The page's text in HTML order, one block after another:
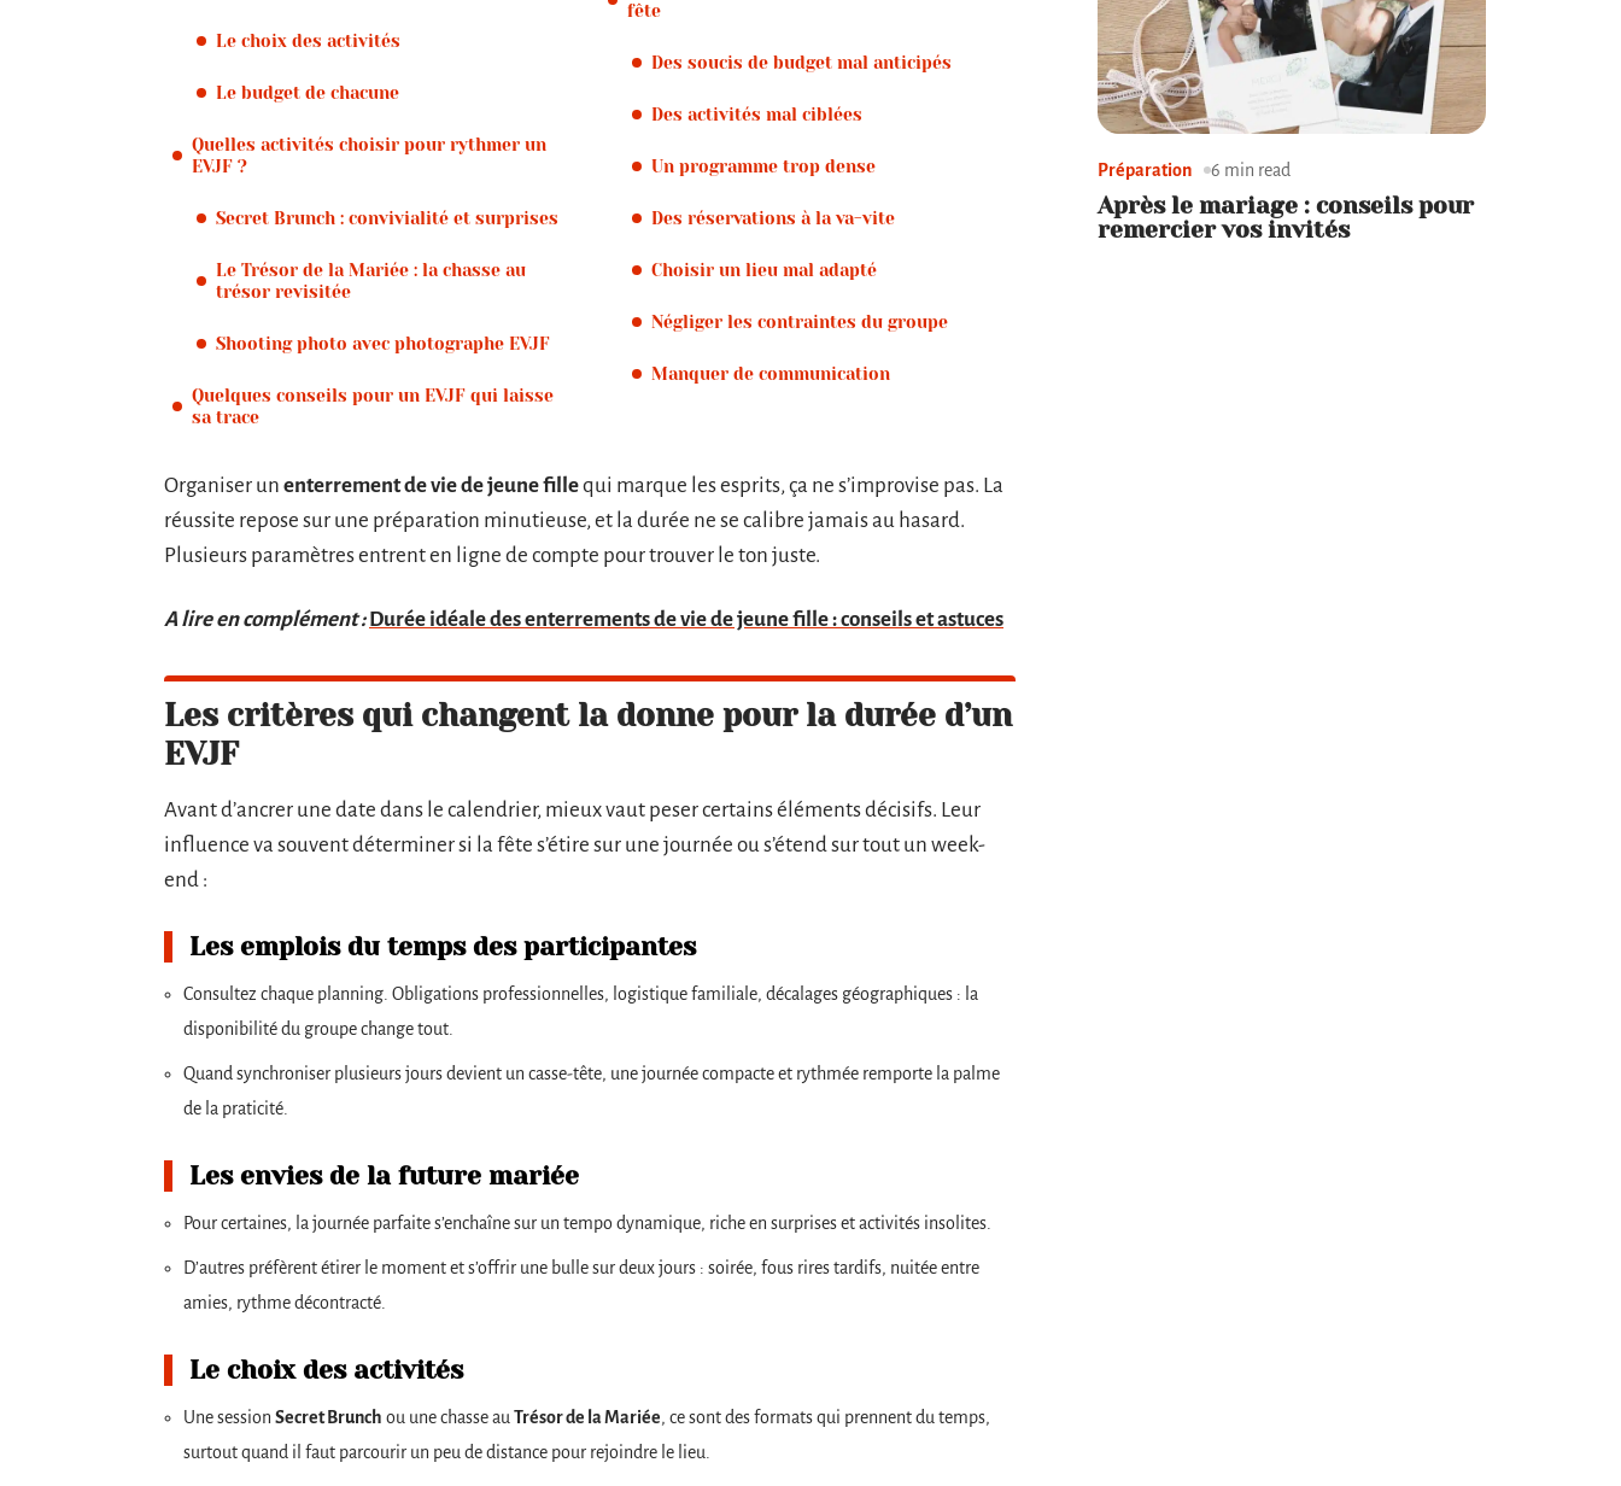
Le choix des activités
Le budget de chacune
Quelles activités choisir pour rythmer un
EVJF ?
Secret Brunch : convivialité et surprises
Le Trésor de la Mariée : la chasse au
trésor revisitée
Shooting photo avec photographe EVJF
Quelques conseils pour un EVJF qui laisse
sa trace
fête
Des soucis de budget mal anticipés
Des activités mal ciblées
Un programme trop dense
Des réservations à la va-vite
Choisir un lieu mal adapté
Négliger les contraintes du groupe
Manquer de communication
Organiser un enterrement de vie de jeune fillequi marque les esprits, ça ne s’improvise pas. La
réussite repose sur une préparation minutieuse, et la durée ne se calibre jamais au hasard.
Plusieurs paramètres entrent en ligne de compte pour trouver le ton juste.
A lire en complément : Durée idéale des enterrements de vie de jeune fille : conseils et astuces
Les critères qui changent la donne pour la durée d’un
EVJF
Avant d’ancrer une date dans le calendrier, mieux vaut peser certains éléments décisifs. Leur
influence va souvent déterminer si la fête s’étire sur une journée ou s’étend sur tout un week-
end :
Les emplois du temps des participantes
Consultez chaque planning. Obligations professionnelles, logistique familiale, décalages géographiques : la
disponibilité du groupe change tout.
Quand synchroniser plusieurs jours devient un casse-tête, une journée compacte et rythmée remporte la palme
de la praticité.
Les envies de la future mariée
Pour certaines, la journée parfaite s’enchaîne sur un tempo dynamique, riche en surprises et activités insolites.
D’autres préfèrent étirer le moment et s’offrir une bulle sur deux jours : soirée, fous rires tardifs, nuitée entre
amies, rythme décontracté.
Le choix des activités
Une session Secret Brunch ou une chasse au Trésor de la Mariée, ce sont des formats qui prennent du temps,
surtout quand il faut parcourir un peu de distance pour rejoindre le lieu.
Préparation 6 min read
Après le mariage : conseils pour
remercier vos invités